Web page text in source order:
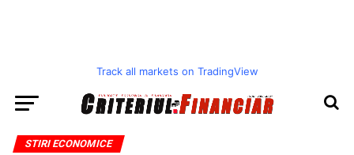
Track all markets on TradingView
STIRI ECONOMICE